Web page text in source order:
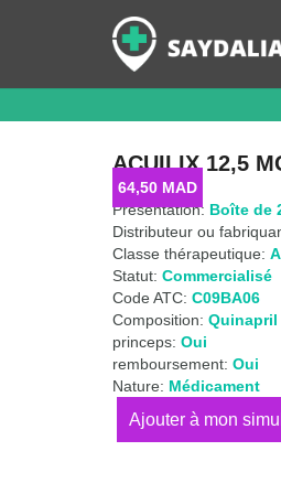
ACUILIX 12,5
64,50 MAD
Présentation: Boîte de
Distributeur ou
Classe thérapeutique:
Statut: Commercialisé
Code ATC: C09BA06
Composition:
princeps: Oui
remboursement: Oui
Nature: Médicament
quantité